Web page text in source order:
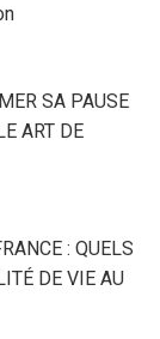
SA PAUSE
ART DE
: QUELS
DE VIE AU